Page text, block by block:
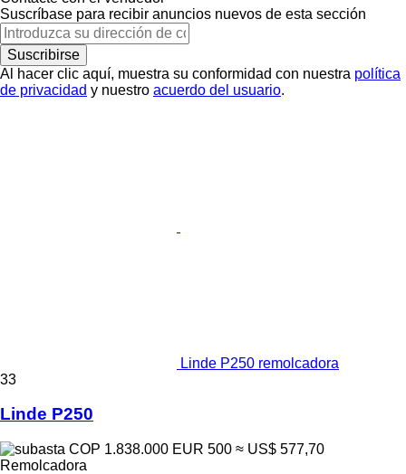
Suscríbase para recibir anuncios nuevos de esta sección
Suscribirse
Al hacer clic aquí, muestra su conformidad con nuestra política
de privacidad y nuestro acuerdo del usuario.
Linde P250 remolcadora
33
Linde P250
COP 1.838.000 EUR 500 ≈ US$ 577,70
Remolcadora